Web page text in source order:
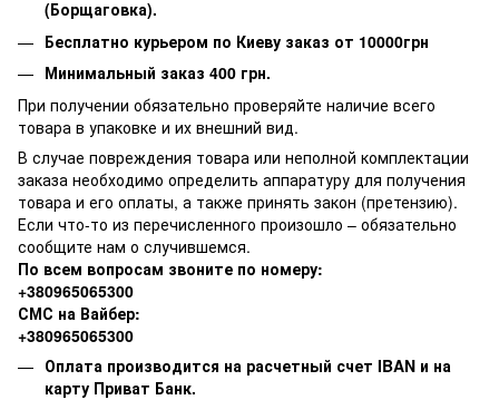
(Борщаговка).
Бесплатно курьером по Киеву заказ от 10000грн
Минимальный заказ 400 грн.
При получении обязательно проверяйте наличие всего
товара в упаковке и их внешний вид.
В случае повреждения товара или неполной комплектации
заказа необходимо определить аппаратуру для получения
товара и его оплаты, а также принять закон (претензию).
Если что-то из перечисленного произошло – обязательно
сообщите нам о случившемся.
По всем вопросам звоните по номеру:
+380965065300
СМС на Вайбер:
+380965065300
Оплата производится на расчетный счет IBAN и на
карту Приват Банк.